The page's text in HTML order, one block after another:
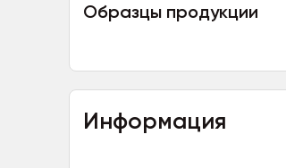
Образцы продукции
Информация